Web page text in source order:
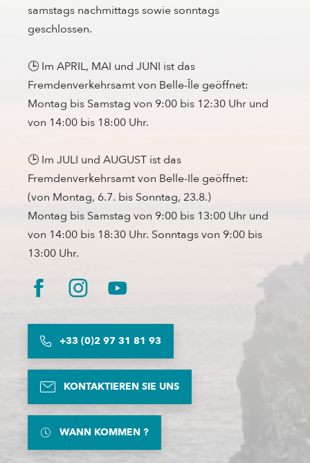
samstags nachmittags sowie sonntags
geschlossen.
🕒 Im APRIL, MAI und JUNI ist das
Fremdenverkehrsamt von Belle-Île geöffnet:
Montag bis Samstag von 9:00 bis 12:30 Uhr und
von 14:00 bis 18:00 Uhr.
🕒 Im JULI und AUGUST ist das
Fremdenverkehrsamt von Belle-Ile geöffnet:
(von Montag, 6.7. bis Sonntag, 23.8.)
Montag bis Samstag von 9:00 bis 13:00 Uhr und
von 14:00 bis 18:30 Uhr. Sonntags von 9:00 bis
13:00 Uhr.
+33 (0)2 97 31 81 93
KONTAKTIEREN SIE UNS
WANN KOMMEN ?